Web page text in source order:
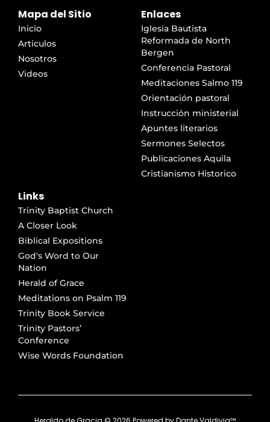
Mapa del Sitio
Inicio
Articulos
Nosotros
Videos
Enlaces
Iglesia Bautista
Reformada de North
Bergen
Conferencia Pastoral
Meditaciones Salmo 119
Orientación pastoral
Instrucción ministerial
Apuntes literarios
Sermones Selectos
Publicaciones Aquila
Cristianismo Historico
Links
Trinity Baptist Church
A Closer Look
Biblical Expositions
God's Word to Our
Nation
Herald of Grace
Meditations on Psalm 119
Trinity Book Service
Trinity Pastors’
Conference
Wise Words Foundation